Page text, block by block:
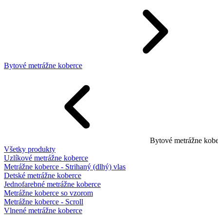
Bytové metrážne koberce
Bytové metrážne
Všetky produkty
Uzlíkové metrážne koberce
Metrážne koberce - Strihaný (dlhý) vlas
Detské metrážne koberce
Jednofarebné metrážne koberce
Metrážne koberce so vzorom
Metrážne koberce - Scroll
Vlnené metrážne koberce